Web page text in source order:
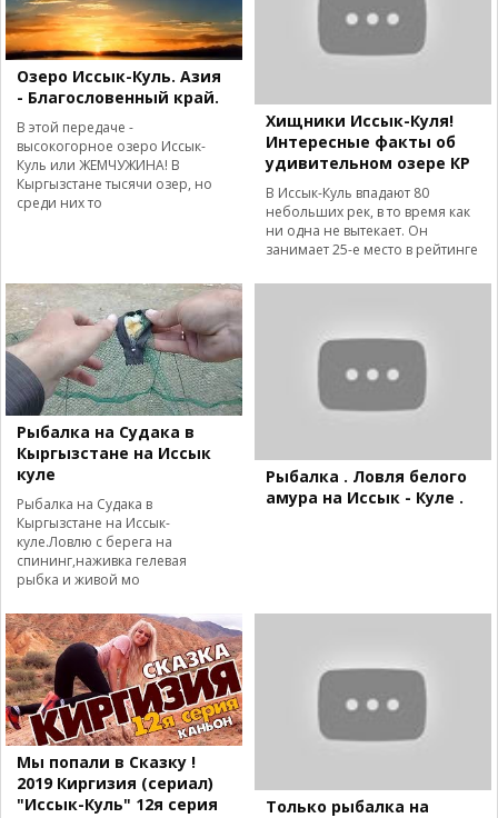
Озеро Иссык-Куль. Азия
- Благословенный край.
В этой передаче -
высокогорное озеро Иссык-
Куль или ЖЕМЧУЖИНА! В
Кыргызстане тысячи озер, но
среди них то
Хищники Иссык-Куля!
Интересные факты об
удивительном озере КР
В Иссык-Куль впадают 80
небольших рек, в то время как
ни одна не вытекает. Он
занимает 25-е место в рейтинге
Рыбалка на Судака в
Кыргызстане на Иссык
куле
Рыбалка на Судака в
Кыргызстане на Иссык-
куле.Ловлю с берега на
спининг,наживка гелевая
рыбка и живой мо
Рыбалка . Ловля белого
амура на Иссык - Куле .
Мы попали в Сказку !
2019 Киргизия (сериал)
"Иссык-Куль" 12я серия
Только рыбалка на